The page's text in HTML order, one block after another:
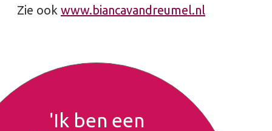
Zie ook www.biancavandreumel.nl
'Ik ben een